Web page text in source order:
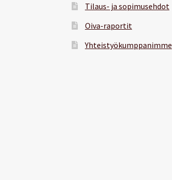
Tilaus- ja sopimusehdot
Oiva-raportit
Yhteistyökumppanimme